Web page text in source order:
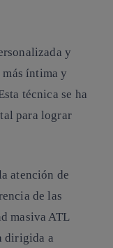
y
más íntima y
técnica se ha
para lograr
atención de
de las
masiva ATL
dirigida a